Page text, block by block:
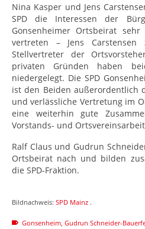
Nina Kasper und Jens
SPD die Interessen der
Gonsenheimer Ortsbeirat
vertreten – Jens
Stellvertreter der
privaten Gründen haben
niedergelegt. Die SPD
ist den Beiden außerordentlich
und verlässliche Vertretung im
eine weiterhin gute
Vorstands- und
Ralf Claus und Gudrun
Ortsbeirat nach und bilden
die SPD-Fraktion.
Bildnachweis: SPD Mainz .
Gonsenheim Gudrun Schneider-